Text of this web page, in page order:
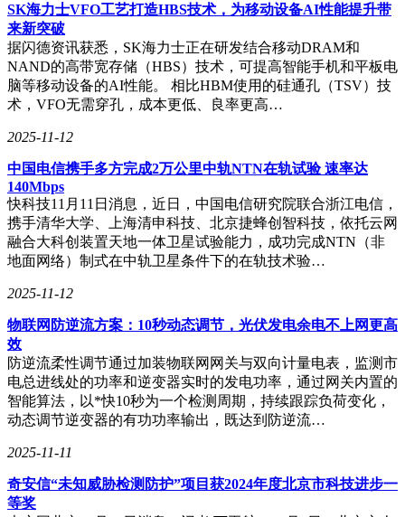
SK海力士VFO工艺打造HBS技术，为移动设备AI性能提升带
来新突破
据闪德资讯获悉，SK海力士正在研发结合移动DRAM和
NAND的高带宽存储（HBS）技术，可提高智能手机和平板电
脑等移动设备的AI性能。 相比HBM使用的硅通孔（TSV）技
术，VFO无需穿孔，成本更低、良率更高…
2025-11-12
中国电信携手多方完成2万公里中轨NTN在轨试验 速率达
140Mbps
快科技11月11日消息，近日，中国电信研究院联合浙江电信，
携手清华大学、上海清申科技、北京捷蜂创智科技，依托云网
融合大科创装置天地一体卫星试验能力，成功完成NTN（非
地面网络）制式在中轨卫星条件下的在轨技术验…
2025-11-12
物联网防逆流方案：10秒动态调节，光伏发电余电不上网更高
效
防逆流柔性调节通过加装物联网网关与双向计量电表，监测市
电总进线处的功率和逆变器实时的发电功率，通过网关内置的
智能算法，以*快10秒为一个检测周期，持续跟踪负荷变化，
动态调节逆变器的有功功率输出，既达到防逆流…
2025-11-11
奇安信“未知威胁检测防护”项目获2024年度北京市科技进步一
等奖